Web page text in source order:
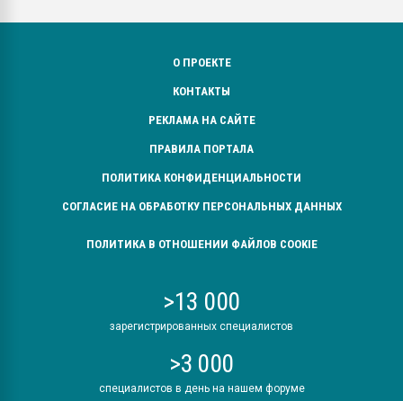
О ПРОЕКТЕ
КОНТАКТЫ
РЕКЛАМА НА САЙТЕ
ПРАВИЛА ПОРТАЛА
ПОЛИТИКА КОНФИДЕНЦИАЛЬНОСТИ
СОГЛАСИЕ НА ОБРАБОТКУ ПЕРСОНАЛЬНЫХ ДАННЫХ
ПОЛИТИКА В ОТНОШЕНИИ ФАЙЛОВ COOKIE
>13 000
зарегистрированных специалистов
>3 000
специалистов в день на нашем форуме